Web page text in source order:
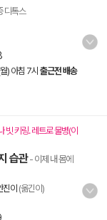
디톡스
) 아침 7시 출근전 배송
빗 키링. 레트로 물병(이
습관- 이제 내 몸에
진이 (옮긴이)